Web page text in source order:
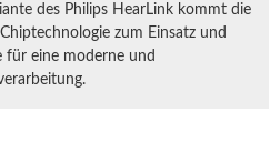
des Philips HearLink kommt die
zum Einsatz und
für eine moderne und